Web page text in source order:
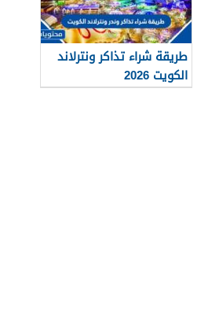
طريقة شراء تذاكر ونترلاند
الكويت 2026